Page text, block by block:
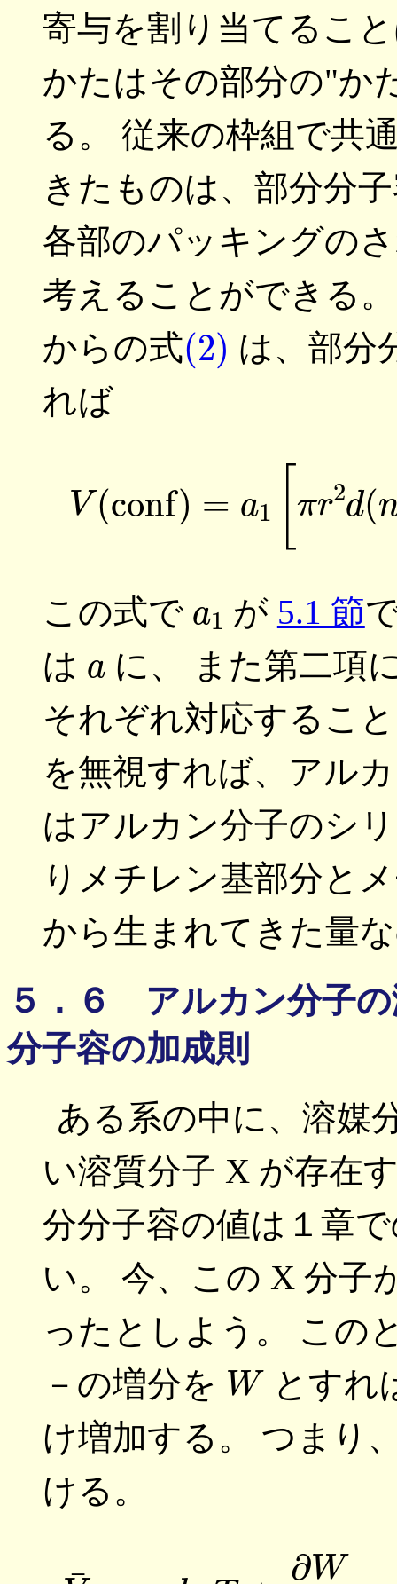
寄与を割り当てるこ
かたはその部分の"か
る。 従来の枠組で共
きたものは、部分分
各部のパッキングの
考えることができる
からの式 (2) は、部分
れば
conf
この式で が 5.1 節
は
に、 また第二項
それぞれ対応するこ
を無視すれば、アル
はアルカン分子のシ
りメチレン基部分と
から生まれてきた量
５．６ アルカン分子の
分子容の加成則
ある系の中に、溶媒
い溶質分子 X が存在
分分子容の値は１章
い。 今、この X 分子
ったとしよう。 この
－の増分を
Wとすれ
け増加する。 つまり
ける。
(8)